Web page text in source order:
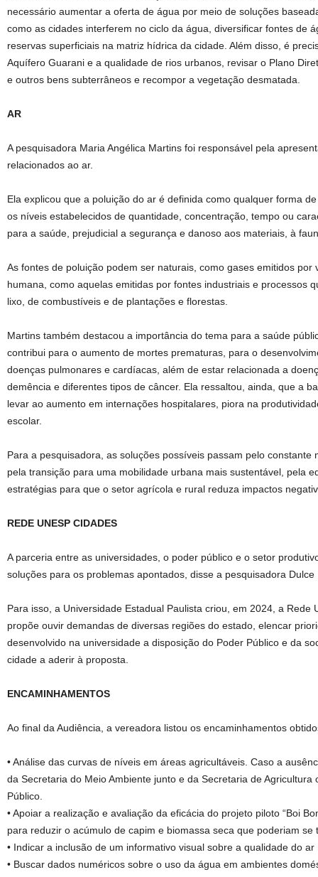
necessário aumentar a oferta de água por meio de soluções
como as cidades interferem no ciclo da água, diversificar fontes de
reservas superficiais na matriz hídrica da cidade. Além disso, é
Aquífero Guarani e a qualidade de rios urbanos, revisar o Plano
e outros bens subterrâneos e recompor a vegetação desmatada.
AR
A pesquisadora Maria Angélica Martins foi responsável pela
relacionados ao ar.
Ela explicou que a poluição do ar é definida como qualquer forma
os níveis estabelecidos de quantidade, concentração, tempo ou
para a saúde, prejudicial a segurança e danoso aos materiais, à
As fontes de poluição podem ser naturais, como gases emitidos por
humana, como aquelas emitidas por fontes industriais e processos
lixo, de combustíveis e de plantações e florestas.
Martins também destacou a importância do tema para a saúde
contribui para o aumento de mortes prematuras, para o
doenças pulmonares e cardíacas, além de estar relacionada a
demência e diferentes tipos de câncer. Ela ressaltou, ainda, que a
levar ao aumento em internações hospitalares, piora na
escolar.
Para a pesquisadora, as soluções possíveis passam pelo constante
pela transição para uma mobilidade urbana mais sustentável, pela
estratégias para que o setor agrícola e rural reduza impactos
REDE UNESP CIDADES
A parceria entre as universidades, o poder público e o setor
soluções para os problemas apontados, disse a pesquisadora Dulce
Para isso, a Universidade Estadual Paulista criou, em 2024, a Rede
propõe ouvir demandas de diversas regiões do estado, elencar
desenvolvido na universidade a disposição do Poder Público e da
cidade a aderir à proposta.
ENCAMINHAMENTOS
Ao final da Audiência, a vereadora listou os encaminhamentos
• Análise das curvas de níveis em áreas agricultáveis. Caso a
da Secretaria do Meio Ambiente junto e da Secretaria de
Público.
• Apoiar a realização e avaliação da eficácia do projeto piloto “Boi
para reduzir o acúmulo de capim e biomassa seca que poderiam se
• Indicar a inclusão de um informativo visual sobre a qualidade do
• Buscar dados numéricos sobre o uso da água em ambientes